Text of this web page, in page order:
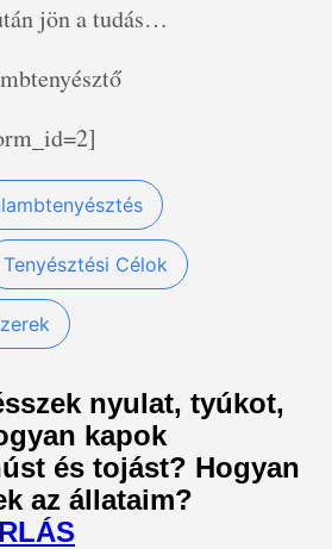
jön a tudás…
Tenyésztési Célok
nyulat, tyúkot,
kapok
és tojást? Hogyan
az állataim?